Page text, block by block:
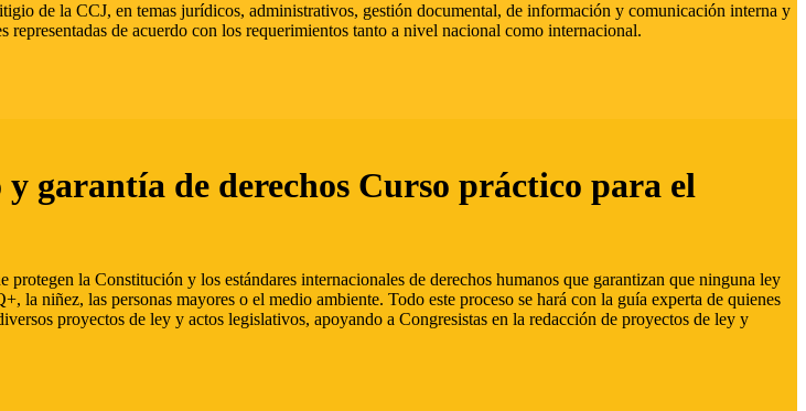
de la CCJ, en temas jurídicos, administrativos, gestión documental, de información y comunicación interna y
de acuerdo con los requerimientos tanto a nivel nacional como internacional.
garantía de derechos Curso práctico para el
la Constitución y los estándares internacionales de derechos humanos que garantizan que ninguna ley
la niñez, las personas mayores o el medio ambiente. Todo este proceso se hará con la guía experta de quienes
proyectos de ley y actos legislativos, apoyando a Congresistas en la redacción de proyectos de ley y